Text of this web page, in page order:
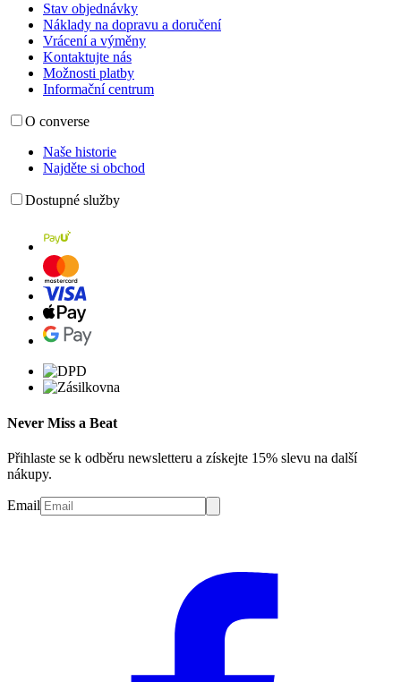
Stav objednávky
Náklady na dopravu a doručení
Vrácení a výměny
Kontaktujte nás
Možnosti platby
Informační centrum
O converse
Naše historie
Najděte si obchod
Dostupné služby
Never Miss a Beat
Přihlaste se k odběru newsletteru a získejte 15% slevu na další
nákupy.
Email